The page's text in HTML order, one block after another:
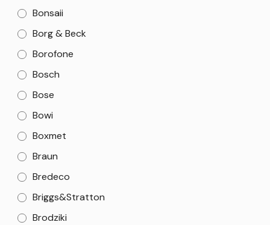
Bonsaii
Borg & Beck
Borofone
Bosch
Bose
Bowi
Boxmet
Braun
Bredeco
Briggs&Stratton
Brodziki